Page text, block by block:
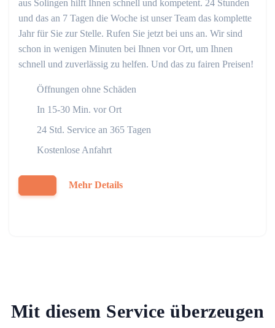
aus Solingen hilft Ihnen schnell und kompetent. 24 Stunden
und das an 7 Tagen die Woche ist unser Team das komplette
Jahr für Sie zur Stelle. Rufen Sie jetzt bei uns an. Wir sind
schon in wenigen Minuten bei Ihnen vor Ort, um Ihnen
schnell und zuverlässig zu helfen. Und das zu fairen Preisen!
Öffnungen ohne Schäden
In 15-30 Min. vor Ort
24 Std. Service an 365 Tagen
Kostenlose Anfahrt
Mehr Details
Mit diesem Service überzeugen